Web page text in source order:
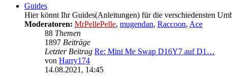
Guides
Hier könnt Ihr Guides(Anleitungen) für die verschiedensten
Moderatoren: MrPellePelle, mugendan, Raccoon, Ace
88 Themen
1897 Beiträge
Letzter Beitrag Re: Mini Me Swap D16Y7 auf D1…
von Harry174
Neuester
14.08.2021, 14:45